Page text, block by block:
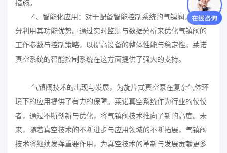
措施。
4、智能化应用：对于配备智能控制系统的气镇阀，应充
分利用其功能优势。通过实时监测与数据分析来优化气镇阀的
工作参数与控制策略，以提高设备的整体性能与稳定性。莱诺
真空系统的智能控制系统在这方面提供了强大的支持。
气镇阀技术的出现与发展，为旋片式真空泵在复杂气体环
境下的应用提供了有力的保障。莱诺真空系统作为行业的佼佼
者，通过不断创新与优化，将气镇阀技术推向了新的高度。未
来，随着真空技术的不断进步与应用领域的不断拓展，气镇阀
技术将继续发挥重要作用，为真空技术的革新与发展贡献更多